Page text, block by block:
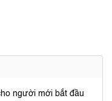
người mới bắt đầu